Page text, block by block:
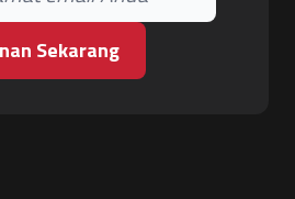
Sekarang